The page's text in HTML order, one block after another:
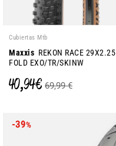
Cubiertas Mtb
Maxxis REKON RACE 29X2.25
FOLD EXO/TR/SKINW
40,94 € 69,99 €
-39%